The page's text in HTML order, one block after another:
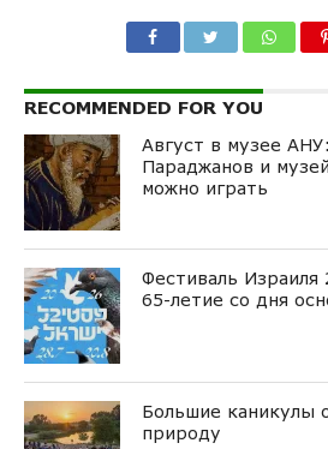
RECOMMENDED FOR YOU
Август в музее
Параджанов и
можно играть
Фестиваль Израиля
65-летие со дня
Большие каникулы
природу